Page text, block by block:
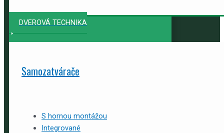
DVEROVÁ TECHNIKA
Samozatvárače
S hornou montážou
Integrované